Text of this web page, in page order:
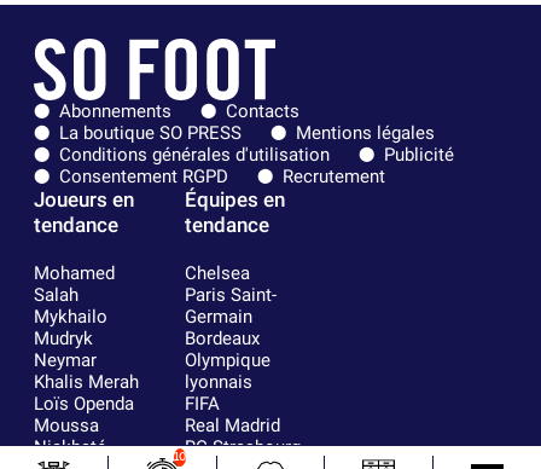
Abonnements
Contacts
La boutique SO PRESS
Mentions légales
Conditions générales d'utilisation
Publicité
Consentement RGPD
Recrutement
Joueurs en
tendance
Mohamed
Salah
Mykhailo
Mudryk
Neymar
Khalis Merah
Loïs Openda
Moussa
Niakhaté
Équipes en
tendance
Chelsea
Paris Saint-
Germain
Bordeaux
Olympique
lyonnais
FIFA
Real Madrid
RC Strasbourg
10